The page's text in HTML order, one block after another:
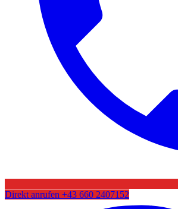
Direkt anrufen +43 660 2407152